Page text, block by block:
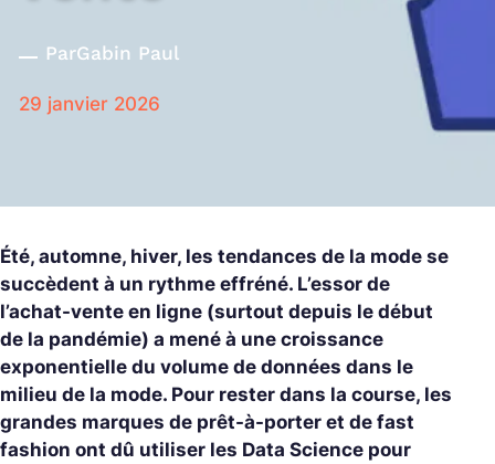
ParGabin Paul
29 janvier 2026
Été, automne, hiver, les tendances de la mode se
succèdent à un rythme effréné. L’essor de
l’achat-vente en ligne (surtout depuis le début
de la pandémie) a mené à une croissance
exponentielle du volume de données dans le
milieu de la mode. Pour rester dans la course, les
grandes marques de prêt-à-porter et de fast
fashion ont dû utiliser les Data Science pour